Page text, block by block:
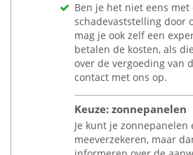
Ben je het niet eens met
schadevaststelling door
mag je ook zelf een
betalen de kosten, als
over de vergoeding van
contact met ons op.
Keuze: zonnepanelen
Je kunt je zonnepanelen
meeverzekeren, maar